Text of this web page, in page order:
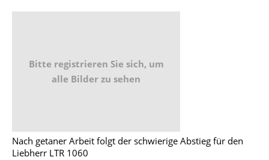
Bitte registrieren Sie sich, um
alle Bilder zu sehen
Nach getaner Arbeit folgt der schwierige Abstieg für den
Liebherr LTR 1060